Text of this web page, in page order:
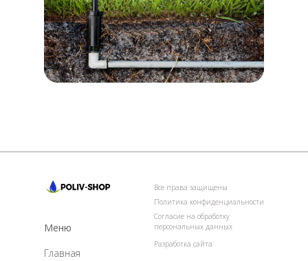
Главная
Все права защищены
Политика конфиденциальности
Разработка сайта
Согласие на обработку
персональных данных
Меню